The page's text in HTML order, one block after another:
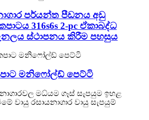
පර්යන්ත පීඩනය අඩු
316s6s 2-pc ඒකාබද්ධ
ස්ථාපනය කිරීම පහසුය
මනිෆෝල්ඩ් පෙට්ටි